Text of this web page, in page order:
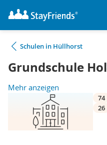
Schulen in Hüllhorst
Grundschule
Mehr anzeigen
74
26